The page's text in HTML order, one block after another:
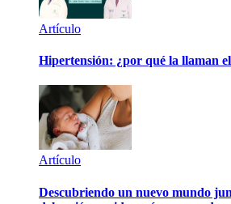
Artículo
Hipertensión: ¿por qué la llaman el
Artículo
Descubriendo un nuevo mundo